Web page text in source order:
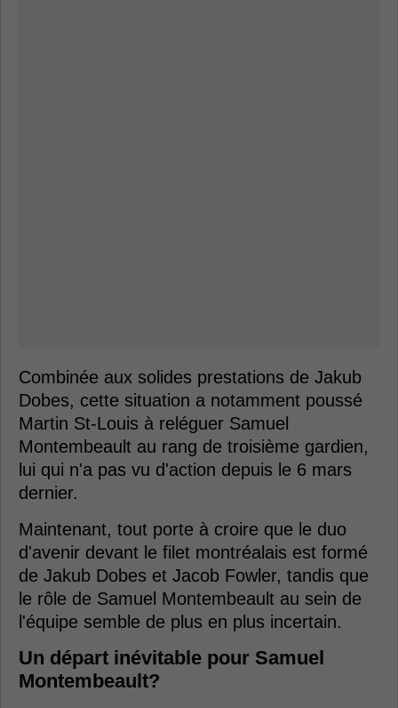
Combinée aux solides prestations de Jakub
Dobes, cette situation a notamment poussé
Martin St-Louis à reléguer Samuel
Montembeault au rang de troisième gardien,
lui qui n'a pas vu d'action depuis le 6 mars
dernier.
Maintenant, tout porte à croire que le duo
d'avenir devant le filet montréalais est formé
de Jakub Dobes et Jacob Fowler, tandis que
le rôle de Samuel Montembeault au sein de
l'équipe semble de plus en plus incertain.
Un départ inévitable pour Samuel
Montembeault?